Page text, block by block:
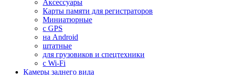
Аксессуары
Карты памяти для регистраторов
Миниатюрные
с GPS
на Android
штатные
для грузовиков и спецтехники
с Wi-Fi
Камеры заднего вида